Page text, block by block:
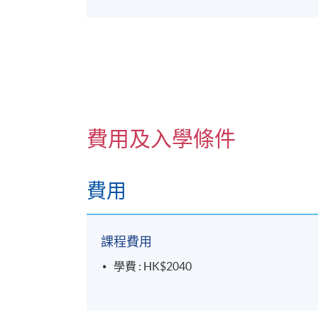
費用及入學條件
費用
課程費用
學費 : HK$2040